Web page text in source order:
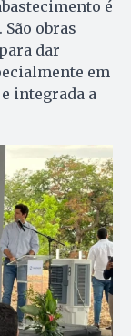
é
obras
dar
em
integrada a